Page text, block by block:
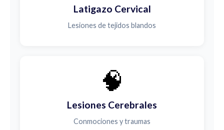
Latigazo Cervical
Lesiones de tejidos blandos
🧠
Lesiones Cerebrales
Conmociones y traumas